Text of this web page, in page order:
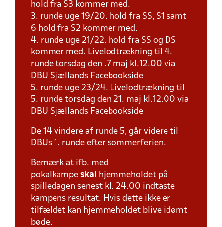
hold fra S3 kommer med.
3. runde uge 19/20. hold fra SS, S1 samt
6 hold fra S2 kommer med.
4. runde uge 21/22. hold fra SS og DS
kommer med. Livelodtrækning til 4.
runde torsdag den .7 maj kl.12.00 via
DBU Sjællands Facebookside
5. runde uge 23/24. Livelodtrækning til
5. runde torsdag den 21. maj kl.12.00 via
DBU Sjællands Facebookside
De 14 vindere af runde 5, går videre til
DBUs 1. runde efter sommerferien.
Bemærk at ifb. med
pokalkampe skal
hjemmeholdet på
spilledagen senest kl. 24.00 indtaste
kampens resultat. Hvis dette ikke er
tilfældet kan hjemmeholdet blive idømt
bøde.